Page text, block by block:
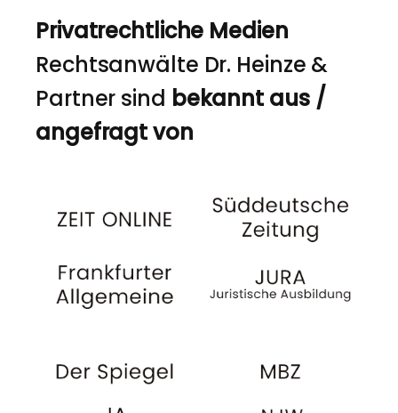
Privatrechtliche Medien
Rechtsanwälte Dr. Heinze &
Partner sind bekannt aus /
angefragt von